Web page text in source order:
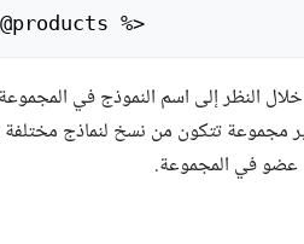
%= render @products %>
النظر إلى اسم النموذج في
مجموعة تتكون من نسخ لنماذج مختلفة
عضو في المجموعة.